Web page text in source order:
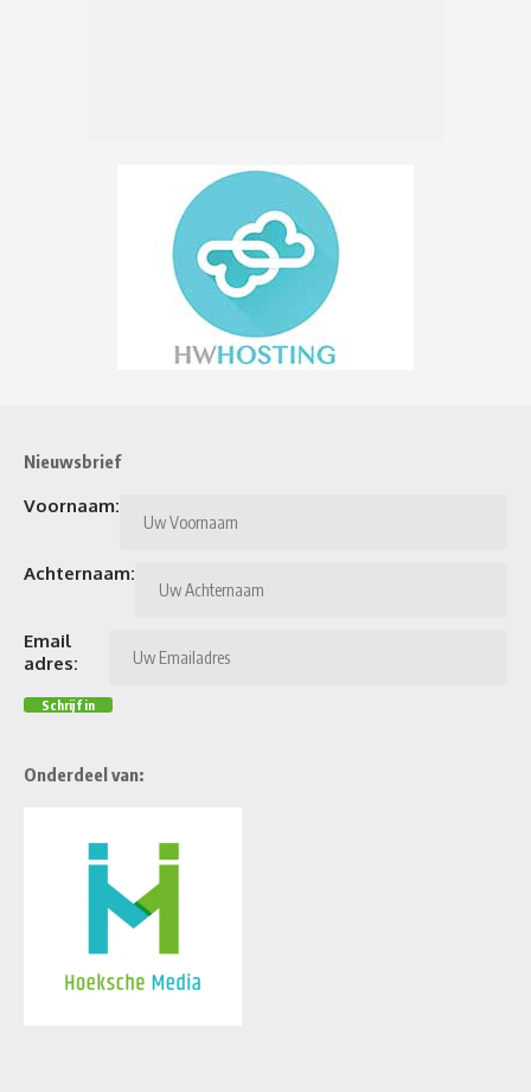
Nieuwsbrief
Voornaam:
Achternaam:
Email
adres:
Onderdeel van: